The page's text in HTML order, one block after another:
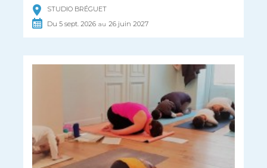
STUDIO BRÉGUET
Du5sept. 2026 au 26 juin 2027